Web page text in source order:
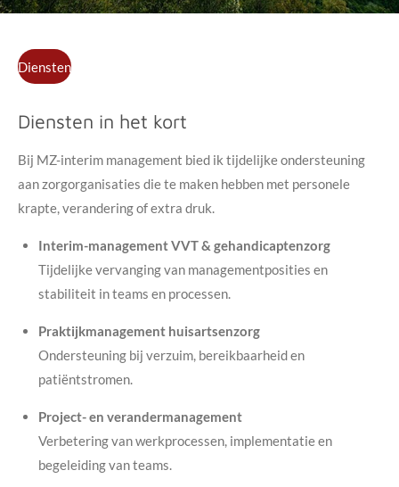
Diensten
Diensten in het kort
Bij MZ-interim management bied ik tijdelijke ondersteuning
aan zorgorganisaties die te maken hebben met personele
krapte, verandering of extra druk.
Interim-management VVT & gehandicaptenzorg
Tijdelijke vervanging van managementposities en
stabiliteit in teams en processen.
Praktijkmanagement huisartsenzorg
Ondersteuning bij verzuim, bereikbaarheid en
patiëntstromen.
Project- en verandermanagement
Verbetering van werkprocessen, implementatie en
begeleiding van teams.